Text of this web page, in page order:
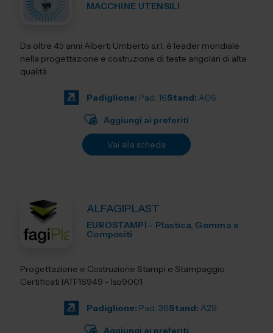
MACCHINE UTENSILI
Da oltre 45 anni Alberti Umberto s.r.l. è leader mondiale
nella progettazione e costruzione di teste angolari di alta
qualità
Padiglione: Pad. 16Stand: A06
Aggiungi ai preferiti
Vai alla scheda
ALFAGIPLAST
EUROSTAMPI - Plastica, Gomma e
Compositi
Progettazione e Costruzione Stampi e Stampaggio
Certificati IATF16949 - Iso9001
Padiglione: Pad. 36Stand: A29
Aggiungi ai preferiti